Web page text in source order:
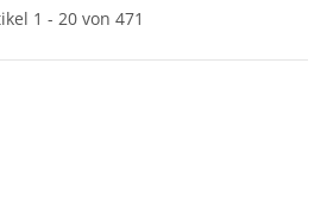
1 - 20 von 471